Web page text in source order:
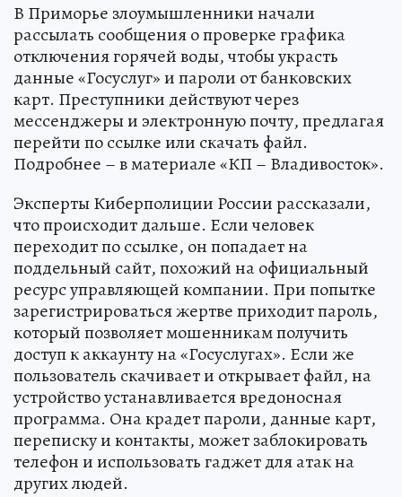
В Приморье злоумышленники начали
рассылать сообщения о проверке графика
отключения горячей воды, чтобы украсть
данные «Госуслуг» и пароли от банковских
карт. Преступники действуют через
мессенджеры и электронную почту, предлагая
перейти по ссылке или скачать файл.
Подробнее – в материале «КП – Владивосток».
Эксперты Киберполиции России рассказали,
что происходит дальше. Если человек
переходит по ссылке, он попадает на
поддельный сайт, похожий на официальный
ресурс управляющей компании. При попытке
зарегистрироваться жертве приходит пароль,
который позволяет мошенникам получить
доступ к аккаунту на «Госуслугах». Если же
пользователь скачивает и открывает файл, на
устройство устанавливается вредоносная
программа. Она крадет пароли, данные карт,
переписку и контакты, может заблокировать
телефон и использовать гаджет для атак на
других людей.